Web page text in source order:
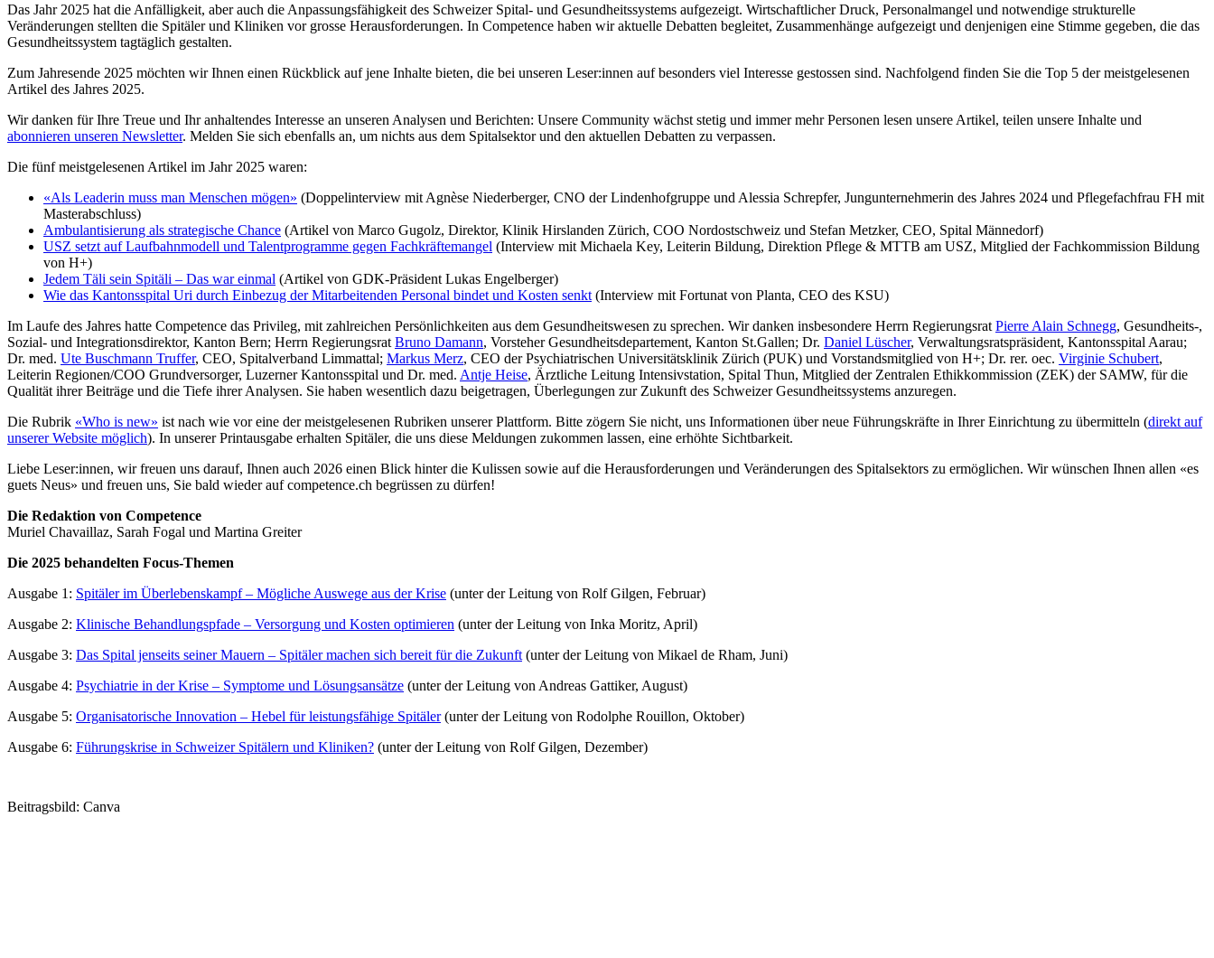
Das Jahr 2025 hat die Anfälligkeit, aber auch die Anpassungsfähigkeit des Schweizer Spital- und Gesundheitssystems aufgezeigt. Wirtschaftlicher Druck, Personalmangel und notwendige strukturelle
Veränderungen stellten die Spitäler und Kliniken vor grosse Herausforderungen. In Competence haben wir aktuelle Debatten begleitet, Zusammenhänge aufgezeigt und denjenigen eine Stimme gegeben, die das
Gesundheitssystem tagtäglich gestalten.
Zum Jahresende 2025 möchten wir Ihnen einen Rückblick auf jene Inhalte bieten, die bei unseren Leser:innen auf besonders viel Interesse gestossen sind. Nachfolgend finden Sie die Top 5 der meistgelesenen
Artikel des Jahres 2025.
Wir danken für Ihre Treue und Ihr anhaltendes Interesse an unseren Analysen und Berichten: Unsere Community wächst stetig und immer mehr Personen lesen unsere Artikel, teilen unsere Inhalte und
abonnieren unseren Newsletter. Melden Sie sich ebenfalls an, um nichts aus dem Spitalsektor und den aktuellen Debatten zu verpassen.
Die fünf meistgelesenen Artikel im Jahr 2025 waren:
«Als Leaderin muss man Menschen mögen» (Doppelinterview mit Agnèse Niederberger, CNO der Lindenhofgruppe und Alessia Schrepfer, Jungunternehmerin des Jahres 2024 und Pflegefachfrau FH mit
Masterabschluss)
Ambulantisierung als strategische Chance (Artikel von Marco Gugolz, Direktor, Klinik Hirslanden Zürich, COO Nordostschweiz und Stefan Metzker, CEO, Spital Männedorf)
USZ setzt auf Laufbahnmodell und Talentprogramme gegen Fachkräftemangel (Interview mit Michaela Key, Leiterin Bildung, Direktion Pflege & MTTB am USZ, Mitglied der Fachkommission Bildung
von H+)
Jedem Täli sein Spitäli – Das war einmal (Artikel von GDK-Präsident Lukas Engelberger)
Wie das Kantonsspital Uri durch Einbezug der Mitarbeitenden Personal bindet und Kosten senkt (Interview mit Fortunat von Planta, CEO des KSU)
Im Laufe des Jahres hatte Competence das Privileg, mit zahlreichen Persönlichkeiten aus dem Gesundheitswesen zu sprechen. Wir danken insbesondere Herrn Regierungsrat Pierre Alain Schnegg, Gesundheits-,
Sozial- und Integrationsdirektor, Kanton Bern; Herrn Regierungsrat Bruno Damann, Vorsteher Gesundheitsdepartement, Kanton St.Gallen; Dr. Daniel Lüscher, Verwaltungsratspräsident, Kantonsspital Aarau;
Dr. med. Ute Buschmann Truffer, CEO, Spitalverband Limmattal; Markus Merz, CEO der Psychiatrischen Universitätsklinik Zürich (PUK) und Vorstandsmitglied von H+; Dr. rer. oec. Virginie Schubert,
Leiterin Regionen/COO Grundversorger, Luzerner Kantonsspital und Dr. med. Antje Heise, Ärztliche Leitung Intensivstation, Spital Thun, Mitglied der Zentralen Ethikkommission (ZEK) der SAMW, für die
Qualität ihrer Beiträge und die Tiefe ihrer Analysen. Sie haben wesentlich dazu beigetragen, Überlegungen zur Zukunft des Schweizer Gesundheitssystems anzuregen.
Die Rubrik «Who is new» ist nach wie vor eine der meistgelesenen Rubriken unserer Plattform. Bitte zögern Sie nicht, uns Informationen über neue Führungskräfte in Ihrer Einrichtung zu übermitteln (direkt auf
unserer Website möglich). In unserer Printausgabe erhalten Spitäler, die uns diese Meldungen zukommen lassen, eine erhöhte Sichtbarkeit.
Liebe Leser:innen, wir freuen uns darauf, Ihnen auch 2026 einen Blick hinter die Kulissen sowie auf die Herausforderungen und Veränderungen des Spitalsektors zu ermöglichen. Wir wünschen Ihnen allen «es
guets Neus» und freuen uns, Sie bald wieder auf competence.ch begrüssen zu dürfen!
Die Redaktion von Competence
Muriel Chavaillaz, Sarah Fogal und Martina Greiter
Die 2025 behandelten Focus-Themen
Ausgabe 1: Spitäler im Überlebenskampf – Mögliche Auswege aus der Krise (unter der Leitung von Rolf Gilgen, Februar)
Ausgabe 2: Klinische Behandlungspfade – Versorgung und Kosten optimieren (unter der Leitung von Inka Moritz, April)
Ausgabe 3: Das Spital jenseits seiner Mauern – Spitäler machen sich bereit für die Zukunft (unter der Leitung von Mikael de Rham, Juni)
Ausgabe 4: Psychiatrie in der Krise – Symptome und Lösungsansätze (unter der Leitung von Andreas Gattiker, August)
Ausgabe 5: Organisatorische Innovation – Hebel für leistungsfähige Spitäler(unter der Leitung von Rodolphe Rouillon, Oktober)
Ausgabe 6: Führungskrise in Schweizer Spitälern und Kliniken? (unter der Leitung von Rolf Gilgen, Dezember)
Beitragsbild: Canva